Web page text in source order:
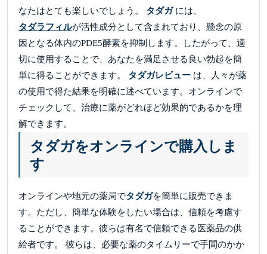
なたはとても楽しいでしょう。 タダガ には、
タダラフィルが活性成分として含まれており、懸念の原
因となる体内のPDE5酵素を抑制します。したがって、適
切に使用することで、あなたを満足させる良い勃起を簡
単に得ることができます。 タダガレビュー は、人々が薬
の使用で得た結果を明確に述べています。オンラインで
チェックして、治療に薬がどれほど効果的であるかを理
解できます。
タダガをオンラインで購入しま
す
オンラインや地元の薬局でタダガを簡単に販売できま
す。ただし、簡単な体験をしたい場合は、信頼を考慮す
ることができます。彼らは有名で信頼できる医薬品の供
給者です。 彼らは、必要な薬のタイムリーで手間のかか